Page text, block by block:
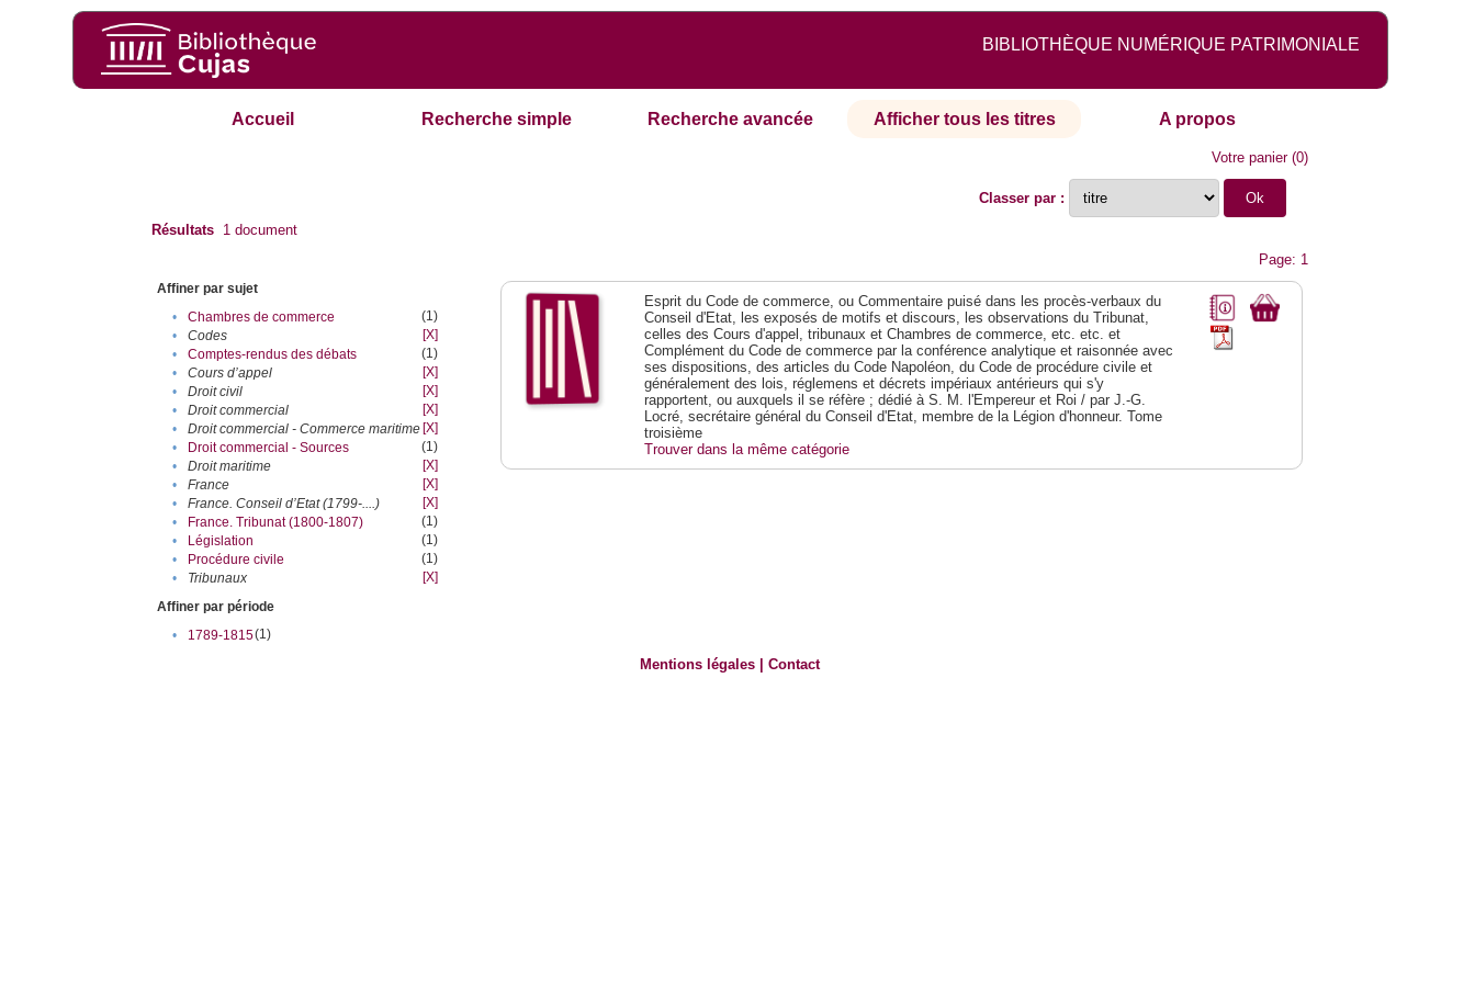
BIBLIOTHÈQUE NUMÉRIQUE PATRIMONIALE
Accueil Recherche simple Recherche avancée Afficher tous les titres A propos
Votre panier(0)
Classer par :
Résultats 1 document
Page: 1
Affiner par sujet
•
Chambres de commerce
(1)
•
Codes
[X]
•
Comptes-rendus des débats
(1)
•
Cours d’appel
[X]
•
Droit civil
[X]
•
Droit commercial
[X]
•
Droit commercial - Commerce maritime [X]
•
Droit commercial - Sources
(1)
•
Droit maritime
[X]
•
France
[X]
•
France. Conseil d’Etat (1799-....)
[X]
•
France. Tribunat (1800-1807)
(1)
•
Législation
(1)
•
Procédure civile
(1)
•
Tribunaux
[X]
Affiner par période
•
1789-1815(1)
Esprit du Code de commerce, ou Commentaire puisé dans les procès-verbaux du
Conseil d'Etat, les exposés de motifs et discours, les observations du Tribunat,
celles des Cours d'appel, tribunaux et Chambres de commerce, etc. etc. et
Complément du Code de commerce par la conférence analytique et raisonnée avec
ses dispositions, des articles du Code Napoléon, du Code de procédure civile et
généralement des lois, réglemens et décrets impériaux antérieurs qui s'y
rapportent, ou auxquels il se réfère ; dédié à S. M. l'Empereur et Roi / par J.-G.
Locré, secrétaire général du Conseil d'Etat, membre de la Légion d'honneur. Tome
troisième
Trouver dans la même catégorie
Mentions légales |Contact